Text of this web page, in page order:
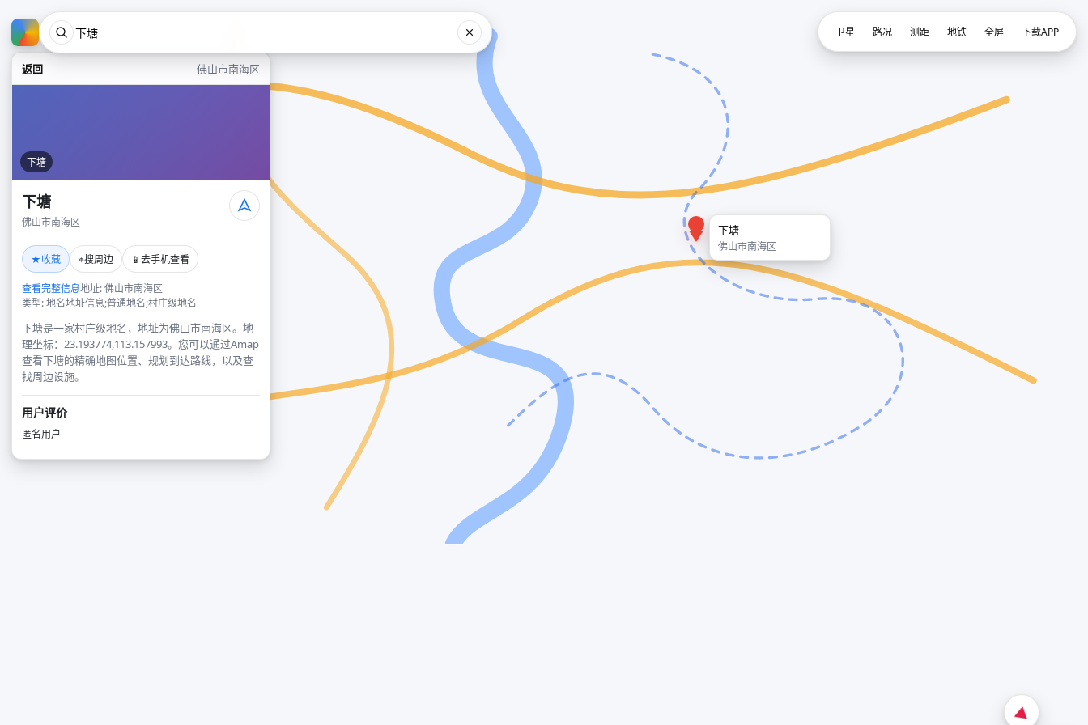
返回 佛山市南海区
下塘
下塘
佛山市南海区
★收藏 ⌖搜周边 📱 去手机查看
查看完整信息地址: 佛山市南海区
类型: 地名地址信息;普通地名;村庄级地名
下塘是一家村庄级地名，地址为佛山市南海区。地
理坐标：23.193774,113.157993。您可以通过Amap
查看下塘的精确地图位置、规划到达路线，以及查
找周边设施。
用户评价
匿名用户
下塘
佛山市南海区
卫星 路况 测距 地铁 全屏 下载APP